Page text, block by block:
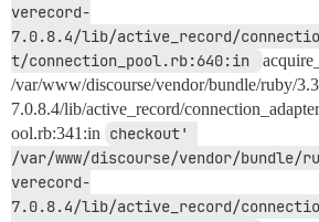
verecord-
7.0.8.4/lib/active_record/
t/connection_pool.rb:640:in
/var/www/discourse/vendor/bundle/ruby/
7.0.8.4/lib/active_record/
ool.rb:341:in checkout'
/var/www/discourse/vendor/bundle/
verecord-
7.0.8.4/lib/active_record/